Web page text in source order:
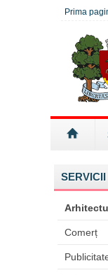
Prima
SERVICII
Comerț